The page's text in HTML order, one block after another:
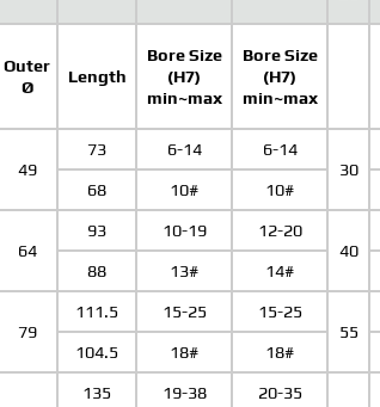
Outer
Ø
Length
Bore Size
(H7)
min~max
Bore Size
(H7)
min~max
49
73 6-14
6-14
30
68 10# 10#
64
93 10-19
12-20
40
88 13# 14#
79
111.5 15-25
15-25
55
104.5 18# 18#
135 19-38
20-35